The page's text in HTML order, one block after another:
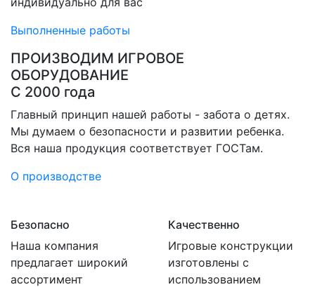
Выполненные работы
ПРОИЗВОДИМ ИГРОВОЕ
ОБОРУДОВАНИЕ
С 2000 года
Главный принцип нашей работы - забота о детях.
Мы думаем о безопасности и развитии ребенка.
Вся наша продукция соответствует ГОСТам.
О производстве
Безопасно
Наша компания
предлагает широкий
ассортимент
Качественно
Игровые конструкции
изготовлены с
использованием